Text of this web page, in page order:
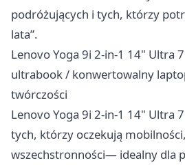
podróżujących i tych, którzy
lata”.
Lenovo Yoga 9i 2-in-1 14" Ultra
ultrabook / konwertowalny
twórczości
Lenovo Yoga 9i 2-in-1 14" Ultra
tych, którzy oczekują
wszechstronności— idealny dla